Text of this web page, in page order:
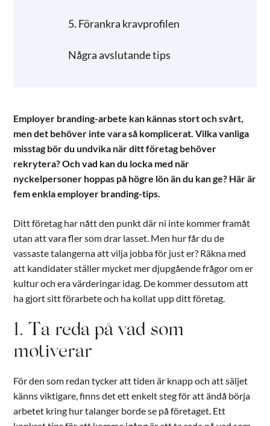
5. Förankra kravprofilen
Några avslutande tips
Employer branding-arbete kan kännas stort och svårt,
men det behöver inte vara så komplicerat. Vilka vanliga
misstag bör du undvika när ditt företag behöver
rekrytera? Och vad kan du locka med när
nyckelpersoner hoppas på högre lön än du kan ge? Här är
fem enkla employer branding-tips.
Ditt företag har nått den punkt där ni inte kommer framåt
utan att vara fler som drar lasset. Men hur får du de
vassaste talangerna att vilja jobba för just er? Räkna med
att kandidater ställer mycket mer djupgående frågor om er
kultur och era värderingar idag. De kommer dessutom att
ha gjort sitt förarbete och ha kollat upp ditt företag.
1. Ta reda på vad som
motiverar
För den som redan tycker att tiden är knapp och att säljet
känns viktigare, finns det ett enkelt steg för att ändå börja
arbetet kring hur talanger borde se på företaget. Ett